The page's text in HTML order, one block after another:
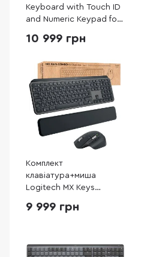
Keyboard with Touch ID
and Numeric Keypad for
silicon USB-C - Ukrainian
10 999 грн
Комплект
клавіатура+миша
Logitech MX Keys
2 Graphite (920-010933)
9 999 грн